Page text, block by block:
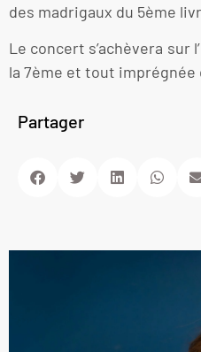
des madrigaux du 5ème
Le concert s’achèvera sur
la 7ème et tout imprégnée
Partager